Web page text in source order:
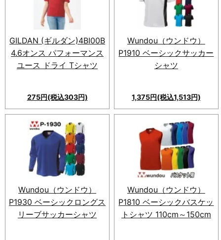
ングスリーブTシャツ。ダブル
フェイス生地でUVカット仕
様。XXXL〜5XLサイズ展開。
５色カラー展開。
GILDAN (ギルダン)4BI00B
4.6オンス パフォーマンス
ユース ドライ Tシャツ
275円(税込303円)
Wundou（ウンドウ）
P1910 ベーシックサッカー
シャツ
1,375円(税込1,513円)
Wundou（ウンドウ）
P1930 ベーシックロングス
リーブサッカーシャツ
Wundou（ウンドウ）
P1810 ベーシックバスケッ
トシャツ 110cm～150cm